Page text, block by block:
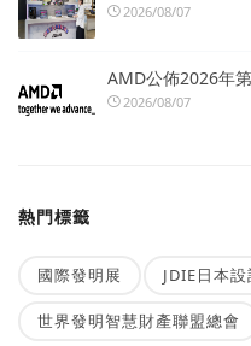
2026/08/07
AMD公佈2026年
2026/08/07
熱門標籤
國際發明展 JDIE日本
世界發明智慧財產聯盟總會